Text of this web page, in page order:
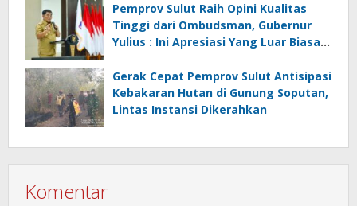
Pemprov Sulut Raih Opini Kualitas
Tinggi dari Ombudsman, Gubernur
Yulius : Ini Apresiasi Yang Luar Biasa,
Gerak Cepat Pemprov Sulut Antisipasi
Kebakaran Hutan di Gunung Soputan,
Lintas Instansi Dikerahkan
Komentar